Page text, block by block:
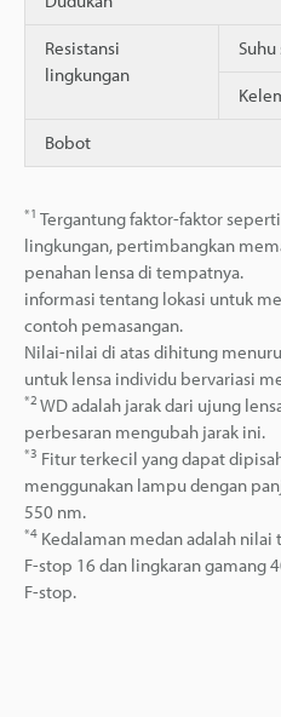
Resistansi
lingkungan
Bobot
*1 Tergantung faktor-faktor
lingkungan, pertimbangkan
penahan lensa di tempatnya.
informasi tentang lokasi untuk
contoh pemasangan.
Nilai-nilai di atas dihitung
untuk lensa individu bervariasi
*2 WD adalah jarak dari ujung
perbesaran mengubah jarak ini.
*3 Fitur terkecil yang dapat
menggunakan lampu dengan
550 nm.
*4 Kedalaman medan adalah
F-stop 16 dan lingkaran gamang
F-stop.